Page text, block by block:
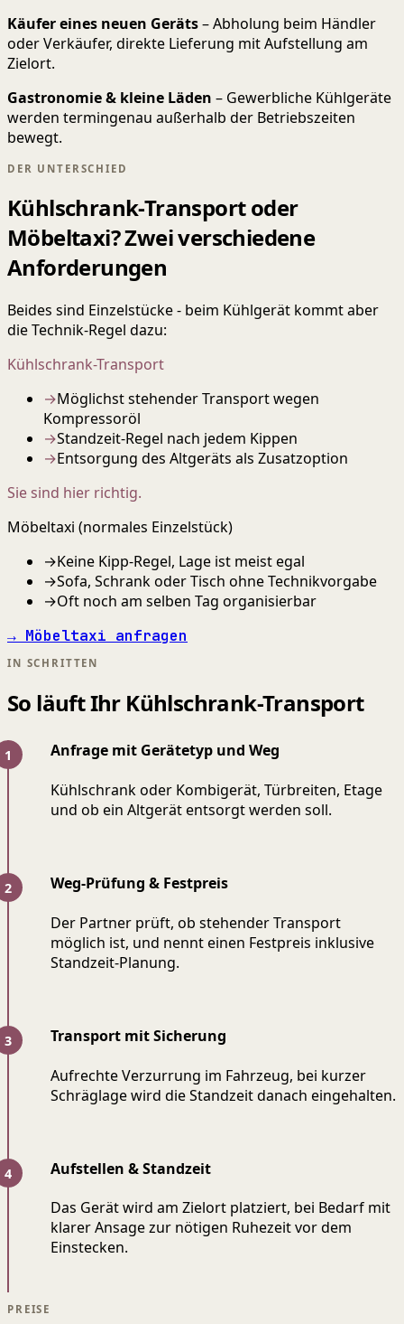
Käufer eines neuen Geräts– Abholung beim Händler
oder Verkäufer, direkte Lieferung mit Aufstellung am
Zielort.
Gastronomie & kleine Läden – Gewerbliche Kühlgeräte
werden termingenau außerhalb der Betriebszeiten
bewegt.
DER UNTERSCHIED
Kühlschrank-Transport oder
Möbeltaxi? Zwei verschiedene
Anforderungen
Beides sind Einzelstücke - beim Kühlgerät kommt aber
die Technik-Regel dazu:
Kühlschrank-Transport
→Möglichst stehender Transport wegen
Kompressoröl
→Standzeit-Regel nach jedem Kippen
→Entsorgung des Altgeräts als Zusatzoption
Sie sind hier richtig.
Möbeltaxi (normales Einzelstück)
→Keine Kipp-Regel, Lage ist meist egal
→Sofa, Schrank oder Tisch ohne Technikvorgabe
→Oft noch am selben Tag organisierbar
→ Möbeltaxi anfragen
IN SCHRITTEN
So läuft Ihr Kühlschrank-Transport
Anfrage mit Gerätetyp und Weg
Kühlschrank oder Kombigerät, Türbreiten, Etage
und ob ein Altgerät entsorgt werden soll.
Weg-Prüfung & Festpreis
Der Partner prüft, ob stehender Transport
möglich ist, und nennt einen Festpreis inklusive
Standzeit-Planung.
Transport mit Sicherung
Aufrechte Verzurrung im Fahrzeug, bei kurzer
Schräglage wird die Standzeit danach eingehalten.
Aufstellen & Standzeit
Das Gerät wird am Zielort platziert, bei Bedarf mit
klarer Ansage zur nötigen Ruhezeit vor dem
Einstecken.
PREISE